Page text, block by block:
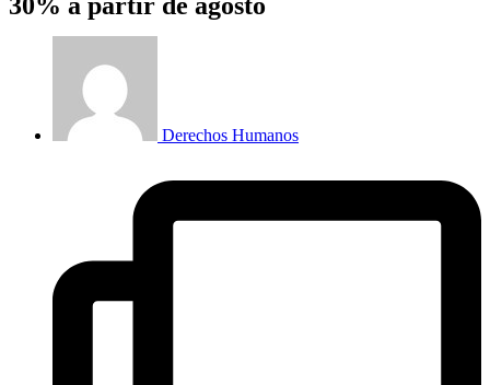
Derechos Humanos